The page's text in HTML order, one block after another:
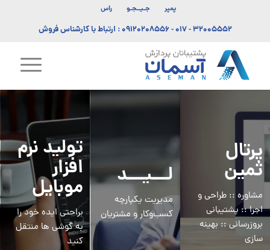
پمپر جـیــجـو راس
۳۲۰۰۵۵۵۲ - ۰۱۷ -۰۹۱۲۰۲۰۸۵۵۶: ارتباط با کارشناس فروش
تولید نرم
افزار
موبایل
براحتی ایده خود را
به گوشی ها منتقل
کنید
لـــیـــد
مدیریت یکپارچه
کسب‌وکار و مشتریان
پرتال
ثمین
مشاوره :: طراحی و
اجرا :: پشتیبانی
بروزرسانی :: بهینه
سازی